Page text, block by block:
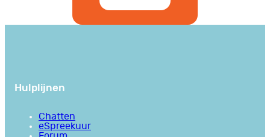
Hulplijnen
Chatten
eSpreekuur